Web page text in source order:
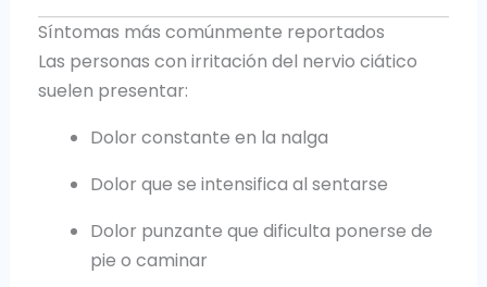
Síntomas más comúnmente reportados
Las personas con irritación del nervio ciático
suelen presentar:
Dolor constante en la nalga
Dolor que se intensifica al sentarse
Dolor punzante que dificulta ponerse de
pie o caminar